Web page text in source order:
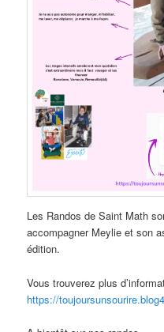
Les Randos de Saint Math
accompagner Meylie et son
édition.
Vous trouverez plus
https://